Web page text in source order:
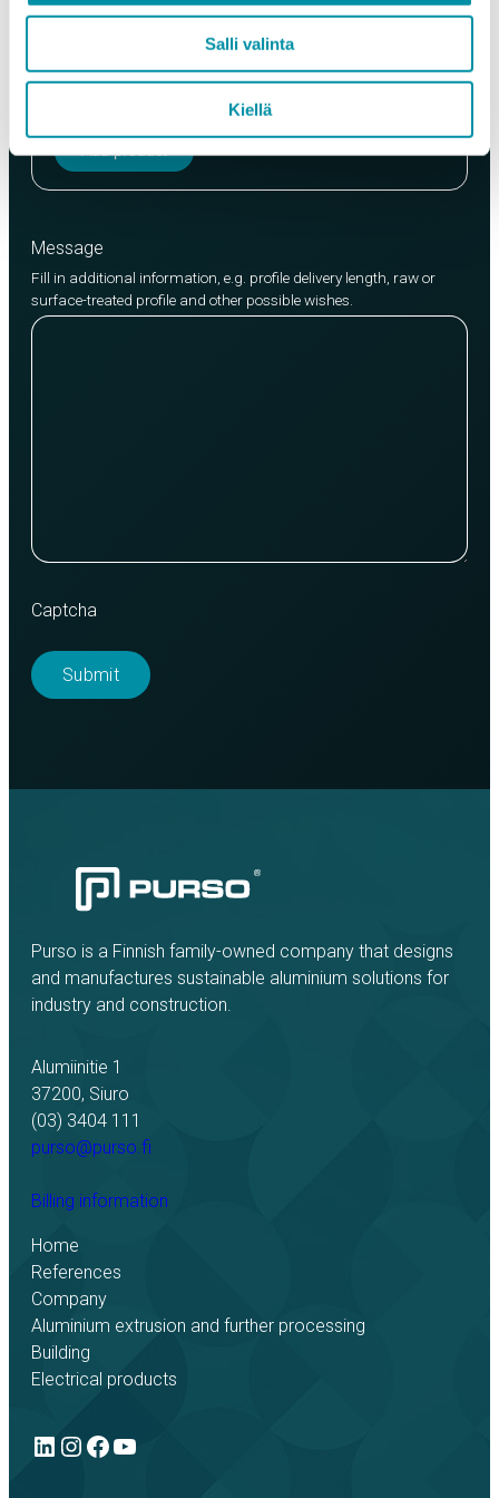
Salli valinta
Kiellä
EN AW-6063 (min. 250kg)
EN AW-6082 (min. 500kg)
Add product
Message
Fill in additional information, e.g. profile delivery length, raw or
surface-treated profile and other possible wishes.
Captcha
Purso is a Finnish family-owned company that designs
and manufactures sustainable aluminium solutions for
industry and construction.
Alumiinitie 1
37200, Siuro
(03) 3404 111
purso@purso.fi
Billing information
Home
References
Company
Aluminium extrusion and further processing
Building
Electrical products
LinkedIn
Instagram
Facebook
YouTube